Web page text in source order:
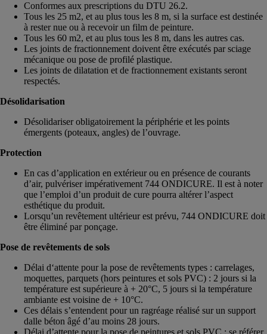
Conformes aux prescriptions du DTU 26.2.
Tous les 25 m2, et au plus tous les 8 m, si la surface est destinée
à rester nue ou à recevoir un film de peinture.
Tous les 60 m2, et au plus tous les 8 m, dans les autres cas.
Les joints de fractionnement doivent être exécutés par sciage
mécanique ou pose de profilé plastique.
Les joints de dilatation et de fractionnement existants seront
respectés.
Désolidarisation
Désolidariser obligatoirement la périphérie et les points
émergents (poteaux, angles) de l’ouvrage.
Protection
En cas d’application en extérieur ou en présence de courants
d’air, pulvériser impérativement 744 ONDICURE. Il est à noter
que l’emploi d’un produit de cure pourra altérer l’aspect
esthétique du produit.
Lorsqu’un revêtement ultérieur est prévu, 744 ONDICURE doit
être éliminé par ponçage.
Pose de revêtements de sols
Délai d‘attente pour la pose de revêtements types : carrelages,
moquettes, parquets (hors peintures et sols PVC) : 2 jours si la
température est supérieure à + 20°C, 5 jours si la température
ambiante est voisine de + 10°C.
Ces délais s’entendent pour un ragréage réalisé sur un support
dalle béton âgé d’au moins 28 jours.
Délai d’attente pour la pose de peintures et sols PVC : se référer